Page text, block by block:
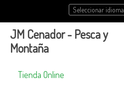
Seleccionar idioma
JM Cenador - Pesca y
Montaña
Tienda Online